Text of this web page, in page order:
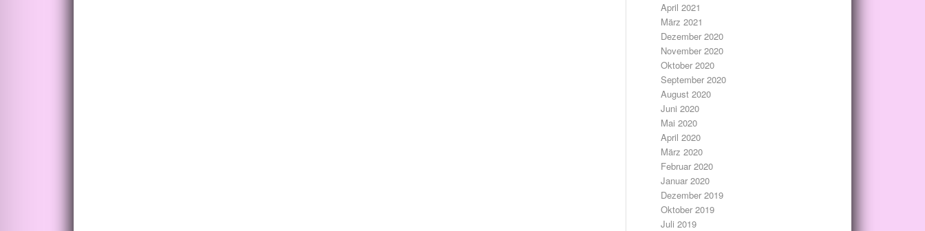
April 2021
März 2021
Dezember 2020
November 2020
Oktober 2020
September 2020
August 2020
Juni 2020
Mai 2020
April 2020
März 2020
Februar 2020
Januar 2020
Dezember 2019
Oktober 2019
Juli 2019